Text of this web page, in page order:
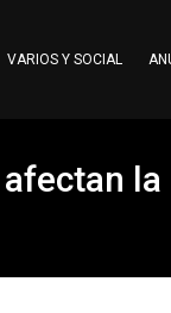
VARIOS Y SOCIAL
la